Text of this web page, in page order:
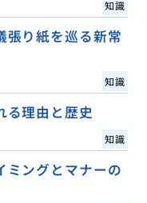
知識
張り紙を巡る新常
知識
る理由と歴史
知識
ミングとマナーの